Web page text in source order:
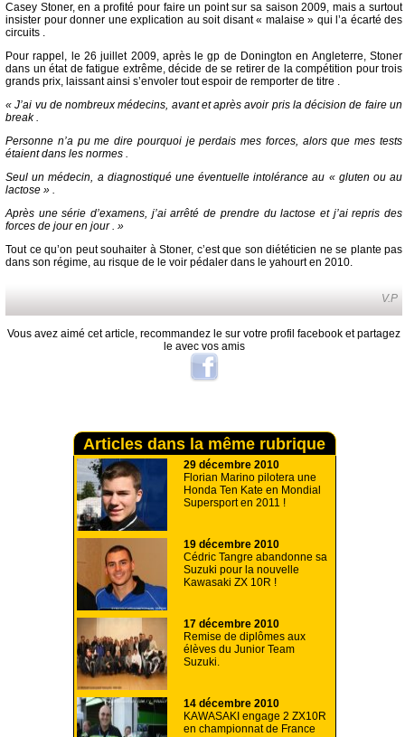
Casey Stoner, en a profité pour faire un point sur sa saison 2009, mais a surtout
insister pour donner une explication au soit disant « malaise » qui l’a écarté des
circuits .
Pour rappel, le 26 juillet 2009, après le gp de Donington en Angleterre, Stoner
dans un état de fatigue extrême, décide de se retirer de la compétition pour trois
grands prix, laissant ainsi s’envoler tout espoir de remporter de titre .
« J’ai vu de nombreux médecins, avant et après avoir pris la décision de faire un
break .
Personne n’a pu me dire pourquoi je perdais mes forces, alors que mes tests
étaient dans les normes .
Seul un médecin, a diagnostiqué une éventuelle intolérance au « gluten ou au
lactose » .
Après une série d’examens, j’ai arrêté de prendre du lactose et j’ai repris des
forces de jour en jour . »
Tout ce qu’on peut souhaiter à Stoner, c’est que son diététicien ne se plante pas
dans son régime, au risque de le voir pédaler dans le yahourt en 2010.
V.P
Vous avez aimé cet article, recommandez le sur votre profil facebook et partagez
le avec vos amis
Articles dans la même rubrique
29 décembre 2010
Florian Marino pilotera une
Honda Ten Kate en Mondial
Supersport en 2011 !
19 décembre 2010
Cédric Tangre abandonne sa
Suzuki pour la nouvelle
Kawasaki ZX 10R !
17 décembre 2010
Remise de diplômes aux
élèves du Junior Team
Suzuki.
14 décembre 2010
KAWASAKI engage 2 ZX10R
en championnat de France